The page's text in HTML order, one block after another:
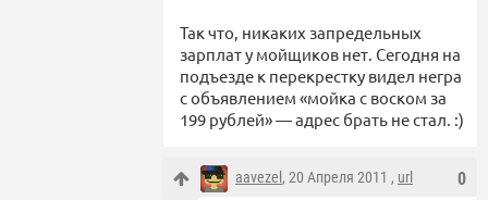
Так что, никаких запредельных
зарплат у мойщиков нет. Сегодня на
подъезде к перекрестку видел негра
с объявлением «мойка с воском за
199 рублей» — адрес брать не стал. :)
0
aavezel , 20 Апреля 2011 , url